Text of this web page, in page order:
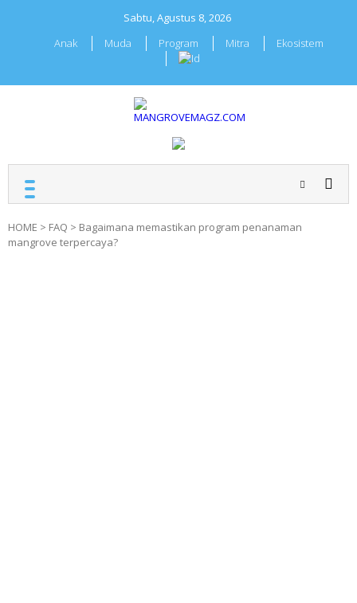
Sabtu, Agustus 8, 2026
Anak
Muda Program Mitra Ekosistem
MANGROVEMAGZ.COM
Majalah Mangrover
HOME > FAQ > Bagaimana memastikan program penanaman
mangrove terpercaya?